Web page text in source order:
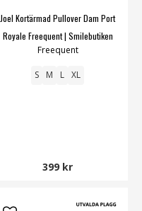
Joel Kortärmad Pullover Dam Port
Royale Freequent | Smilebutiken
Freequent
S M L XL
399 kr